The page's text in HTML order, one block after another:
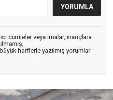
cümleler veya imalar, inançlara
harflerle yazılmış yorumlar